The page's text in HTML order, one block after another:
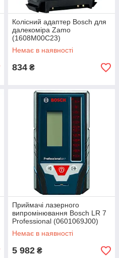
Колісний адаптер Bosch для
далекоміра Zamo
(1608M00C23)
Немає в наявності
834 ₴
Приймачі лазерного
випромінювання Bosch LR 7
Professional (0601069J00)
Немає в наявності
5 982 ₴